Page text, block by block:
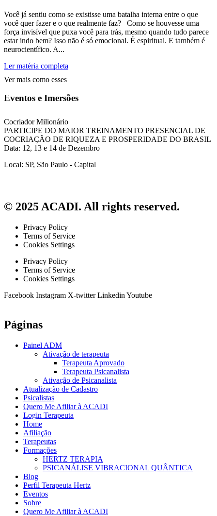
Você já sentiu como se existisse uma batalha interna entre o que
você quer fazer e o que realmente faz? Como se houvesse uma
força invisível que puxa você para trás, mesmo quando tudo parece
estar indo bem? Isso não é só emocional. É espiritual. E também é
neurocientífico. A...
Ler matéria completa
Ver mais como esses
Eventos e Imersões
Cocriador Milionário
PARTICIPE DO MAIOR TREINAMENTO PRESENCIAL DE
COCRIAÇÃO DE RIQUEZA E PROSPERIDADE DO BRASIL
Data: 12, 13 e 14 de Dezembro
Local: SP, São Paulo - Capital
© 2025 ACADI. All rights reserved.
Privacy Policy
Terms of Service
Cookies Settings
Privacy Policy
Terms of Service
Cookies Settings
Facebook Instagram X-twitter Linkedin Youtube
Páginas
Painel ADM
Ativação de terapeuta
Terapeuta Aprovado
Terapeuta Psicanalista
Ativação de Psicanalista
Atualização de Cadastro
Psicalistas
Quero Me Afiliar à ACADI
Login Terapeuta
Home
Afiliação
Terapeutas
Formações
HERTZ TERAPIA
PSICANÁLISE VIBRACIONAL QUÂNTICA
Blog
Perfil Terapeuta Hertz
Eventos
Sobre
Quero Me Afiliar à ACADI